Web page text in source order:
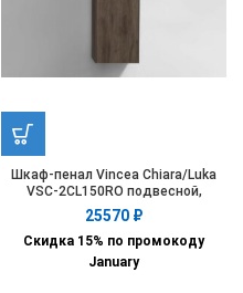
Шкаф-пенал Vincea Chiara/Luka
VSC-2CL150RO подвесной,
1500*350*300, R.Oak
25570 ₽
Скидка 15% по промокоду
January